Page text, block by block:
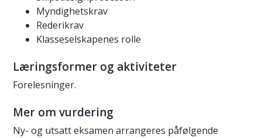
Myndighetskrav
Rederikrav
Klasseselskapenes rolle
Læringsformer og aktiviteter
Forelesninger.
Mer om vurdering
Ny- og utsatt eksamen arrangeres påfølgende